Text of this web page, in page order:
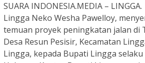
SUARA INDONESIA.MEDIA –
Lingga Neko Wesha Pawelloy,
temuan proyek peningkatan jalan di
Desa Resun Pesisir, Kecamatan
Lingga, kepada Bupati Lingga selaku